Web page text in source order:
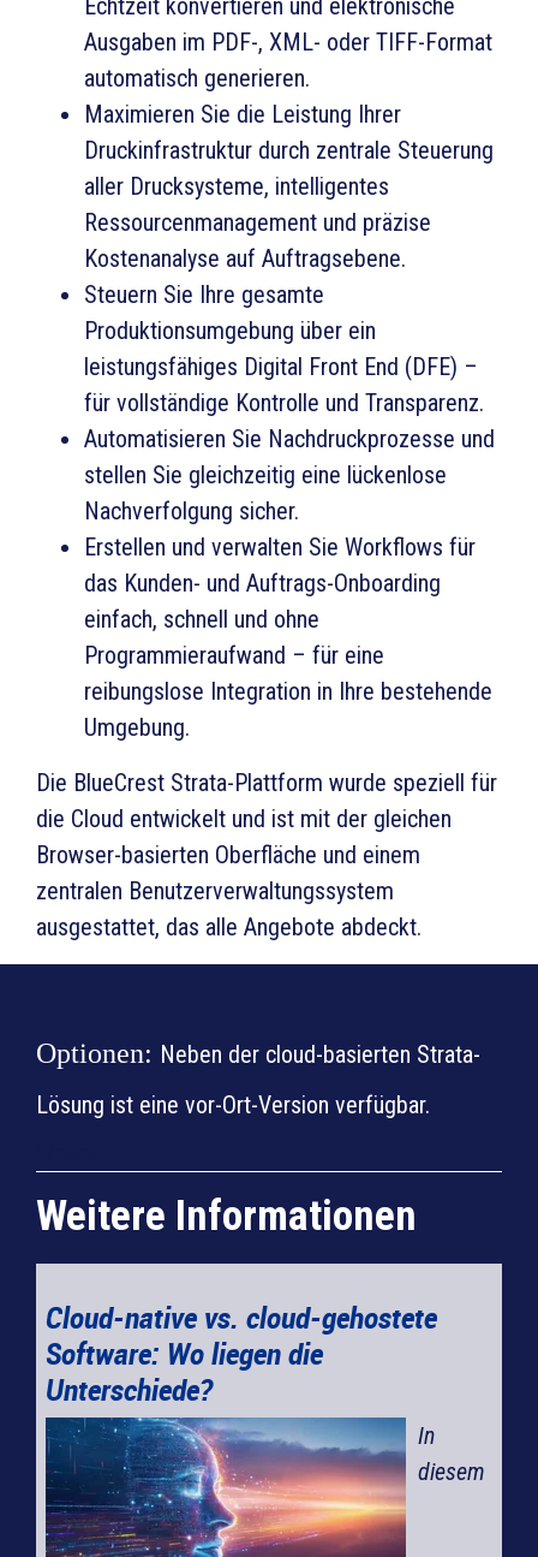
Echtzeit konvertieren und elektronische
Ausgaben im PDF-, XML- oder TIFF-Format
automatisch generieren.
Maximieren Sie die Leistung Ihrer
Druckinfrastruktur durch zentrale Steuerung
aller Drucksysteme, intelligentes
Ressourcenmanagement und präzise
Kostenanalyse auf Auftragsebene.
Steuern Sie Ihre gesamte
Produktionsumgebung über ein
leistungsfähiges Digital Front End (DFE) –
für vollständige Kontrolle und Transparenz.
Automatisieren Sie Nachdruckprozesse und
stellen Sie gleichzeitig eine lückenlose
Nachverfolgung sicher.
Erstellen und verwalten Sie Workflows für
das Kunden- und Auftrags-Onboarding
einfach, schnell und ohne
Programmieraufwand – für eine
reibungslose Integration in Ihre bestehende
Umgebung.
Die BlueCrest Strata-Plattform wurde speziell für
die Cloud entwickelt und ist mit der gleichen
Browser-basierten Oberfläche und einem
zentralen Benutzerverwaltungssystem
ausgestattet, das alle Angebote abdeckt.
Optionen: Neben der cloud-basierten Strata-
Lösung ist eine vor-Ort-Version verfügbar.
Weitere Informationen
Cloud-native vs. cloud-gehostete
Software: Wo liegen die
Unterschiede?
In
diesem